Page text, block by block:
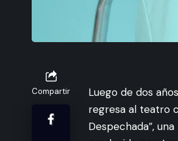
Compartir
Luego de dos
regresa al teatro
Despechada”,